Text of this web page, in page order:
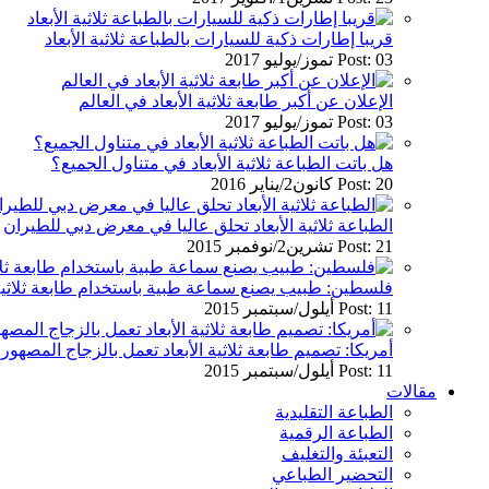
قريبا إطارات ذكية للسيارات بالطباعة ثلاثية الأبعاد
Post: 03 تموز/يوليو 2017
الإعلان عن أكبر طابعة ثلاثية الأبعاد في العالم
Post: 03 تموز/يوليو 2017
هل باتت الطباعة ثلاثية الأبعاد في متناول الجميع؟
Post: 20 كانون2/يناير 2016
الطباعة ثلاثية الأبعاد تحلق عاليا في معرض دبي للطيران
Post: 21 تشرين2/نوفمبر 2015
فلسطين: طبيب يصنع سماعة طبية باستخدام طابعة ثلاثية
Post: 11 أيلول/سبتمبر 2015
أمريكا: تصميم طابعة ثلاثية الأبعاد تعمل بالزجاج المصهور
Post: 11 أيلول/سبتمبر 2015
مقالات
الطباعة التقليدية
الطباعة الرقمية
التعبئة والتغليف
التحضير الطباعي